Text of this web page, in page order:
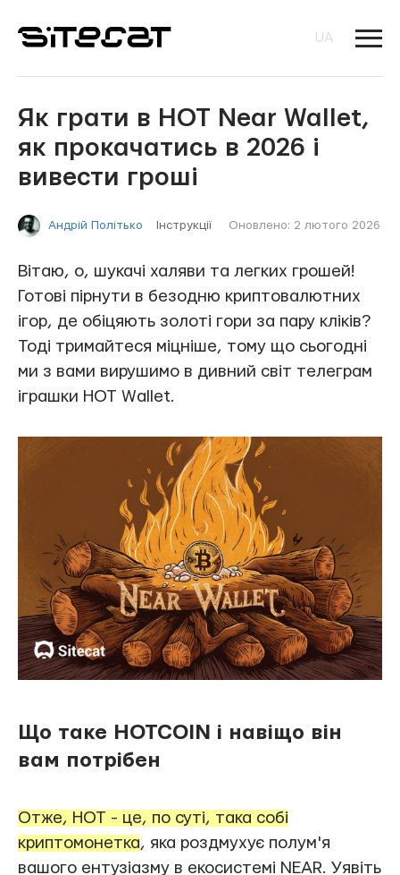
UA
Як грати в HOT Near Wallet,
як прокачатись в 2026 і
вивести гроші
Андрій Політько Інструкції Оновлено: 2 лютого 2026
Вітаю, о, шукачі халяви та легких грошей!
Готові пірнути в безодню криптовалютних
ігор, де обіцяють золоті гори за пару кліків?
Тоді тримайтеся міцніше, тому що сьогодні
ми з вами вирушимо в дивний світ телеграм
іграшки HOT Wallet.
Що таке HOTCOIN і навіщо він
вам потрібен
Отже, HOT - це, по суті, така собі
криптомонетка, яка роздмухує полум'я
вашого ентузіазму в екосистемі NEAR. Уявіть